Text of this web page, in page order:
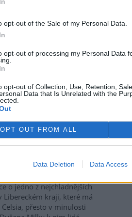
opt-out of the Sale of my Personal Data.
opt-out of processing my Personal Data
opt-out of Collection, Use, Retention,
Data that Is Unrelated with the
OPT OUT FROM ALL
Data Deletion Data Access
6
přístav v rumunském
je opuštěný. Až na několik
v řasách. Hladina
tak nízko, že plavidla už
vplouvat ani z něj
za tropických teplot
zažívají za současných
o jedno z nejchladnějších
Libereckém kraji, které má
přesto v minulosti